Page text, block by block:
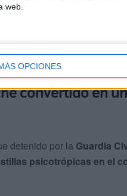
web.
OPCIONES
este año
Las pastillas quedaron
su análisis y posterior
convertido en
detenido por la Guardia
psicotrópicas en el